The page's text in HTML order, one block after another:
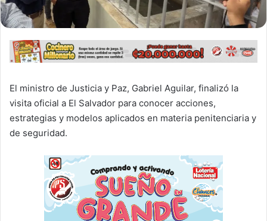
El ministro de Justicia y Paz, Gabriel Aguilar, finalizó la
visita oficial a El Salvador para conocer acciones,
estrategias y modelos aplicados en materia penitenciaria y
de seguridad.